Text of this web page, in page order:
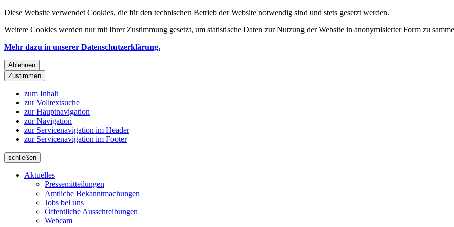
Diese Website verwendet Cookies, die für den technischen Betrieb der Website notwendig sind und stets gesetzt werden.
Weitere Cookies werden nur mit Ihrer Zustimmung gesetzt, um statistische Daten zur Nutzung der Website in anonymisierter Form zu
Mehr dazu in unserer Datenschutzerklärung.
Ablehnen
Zustimmen
zum Inhalt
zur Volltextsuche
zur Hauptnavigation
zur Navigation
zur Servicenavigation im Header
zur Servicenavigation im Footer
schließen
Aktuelles
Pressemitteilungen
Amtliche Bekanntmachungen
Jobs bei uns
Öffentliche Ausschreibungen
Webcam